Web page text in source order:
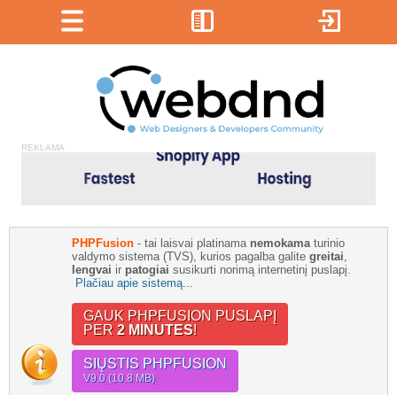
REKLAMA
PHPFusion - tai laisvai platinama nemokama turinio
valdymo sistema (TVS), kurios pagalba galite greitai
lengvai ir patogiai susikurti norimą internetinį puslapį.
Plačiau apie sistemą...
GAUK PHPFUSION PUSLAPĮ
PER 2 MINUTES!
SIŲSTIS PHPFUSION
V9.0 (10.8 MB)